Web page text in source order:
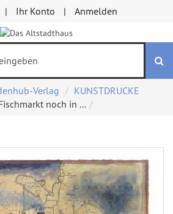
Ihr Konto Anmelden
Verlag
KUNSTDRUCKE
noch in ...